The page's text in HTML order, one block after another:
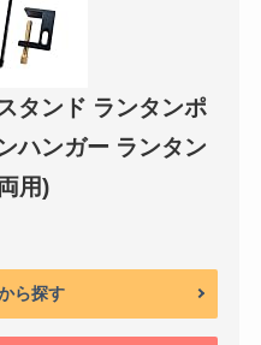
タンド ランタンポ
ハンガー ランタン
用)
ら探す